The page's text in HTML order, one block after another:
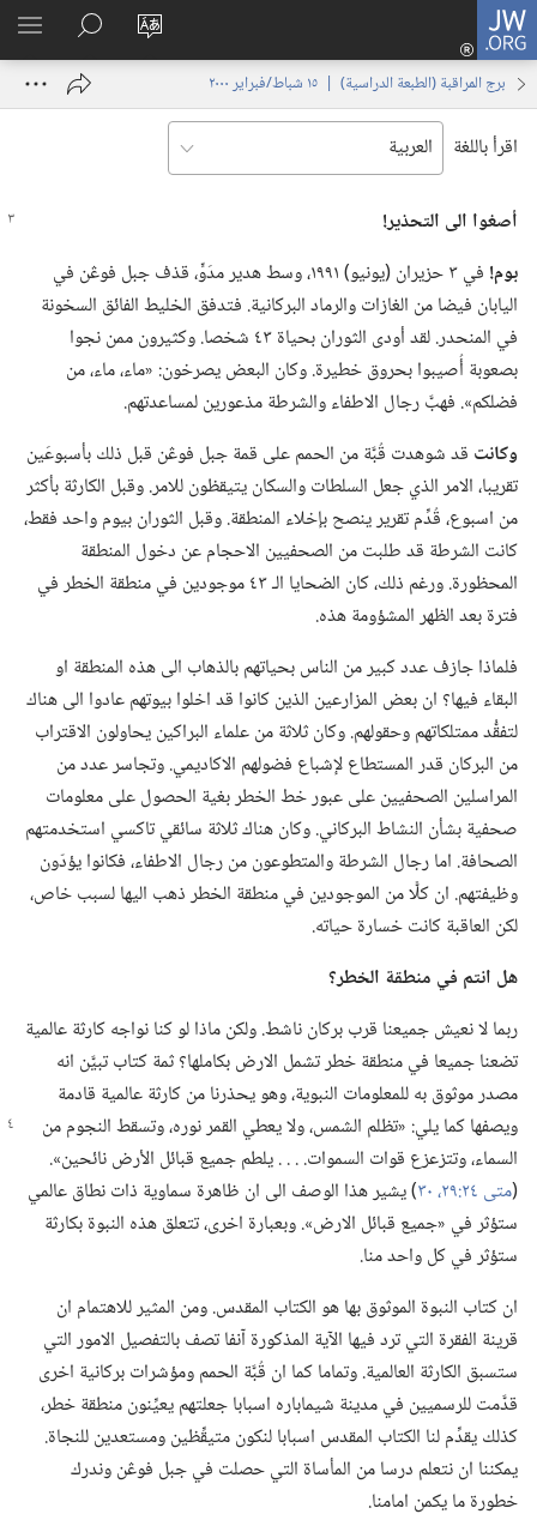
JW.ORG
تغيير
الموقع
تسجيل
الدخول
نافذة
البحث
في
JW.‎ORG
برج المراقبة (‏الطبعة الدراسية)‏ | ‏‎١٥‏ ‏‎شباط/فبراير‏ ‎٢٠٠٠
اقرأ باللغة
أصغوا الى التحذير!‏
بوم!‏
في ٣ حزيران (‏يونيو)‏ ١٩٩١،‏ وسط هدير مدَوٍّ،‏ قذف جبل فوڠن في
اليابان فيضا من الغازات والرماد البركانية.‏ فتدفق الخليط الفائق السخونة
في المنحدر.‏ لقد أودى الثوران بحياة ٤٣ شخصا.‏ وكثيرون ممن نجوا
بصعوبة أُصيبوا بحروق خطيرة.‏ وكان البعض يصرخون:‏ «ماء،‏ ماء،‏ من
فضلكم».‏ فهبَّ رجال الاطفاء والشرطة مذعورين لمساعدتهم.‏
وكانت قد شوهدت قُبَّة من الحمم على قمة جبل فوڠن قبل ذلك بأسبوعَين
تقريبا،‏ الامر الذي جعل السلطات والسكان يتيقظون للامر.‏ وقبل الكارثة بأكثر
من اسبوع،‏ قُدِّم تقرير ينصح بإخلاء المنطقة.‏ وقبل الثوران بيوم واحد فقط،‏
كانت الشرطة قد طلبت من الصحفيين الاحجام عن دخول المنطقة
المحظورة.‏ ورغم ذلك،‏ كان الضحايا الـ‍ ٤٣ موجودين في منطقة الخطر في
فترة بعد الظهر المشؤومة هذه.‏
فلماذا جازف عدد كبير من الناس بحياتهم بالذهاب الى هذه المنطقة او
البقاء فيها؟‏ ان بعض المزارعين الذين كانوا قد اخلوا بيوتهم عادوا الى هناك
لتفقُّد ممتلكاتهم وحقولهم.‏ وكان ثلاثة من علماء البراكين يحاولون الاقتراب
من البركان قدر المستطاع لإشباع فضولهم الاكاديمي.‏ وتجاسر عدد من
المراسلين الصحفيين على عبور خط الخطر بغية الحصول على معلومات
صحفية بشأن النشاط البركاني.‏ وكان هناك ثلاثة سائقي تاكسي استخدمتهم
الصحافة.‏ اما رجال الشرطة والمتطوعون من رجال الاطفاء،‏ فكانوا يؤدّون
وظيفتهم.‏ ان كلًّا من الموجودين في منطقة الخطر ذهب اليها لسبب خاص،‏
لكن العاقبة كانت خسارة حياته.‏
هل انتم في منطقة الخطر؟‏
ربما لا نعيش جميعنا قرب بركان ناشط.‏ ولكن ماذا لو كنا نواجه كارثة عالمية
تضعنا جميعا في منطقة خطر تشمل الارض بكاملها؟‏ ثمة كتاب تبيَّن انه
مصدر موثوق به للمعلومات النبوية،‏ وهو يحذرنا من كارثة عالمية قادمة
ويصفها كما يلي:‏ «تظلم الشمس،‏ ولا يعطي القمر نوره،‏وتسقط النجوم من
السماء،‏ وتتزعزع قوات السموات.‏ .‏ .‏ .‏ يلطم جميع قبائل الأرض نائحين».‏
(‏متى ٢٤:‏٢٩،‏ ٣٠
‏)‏ يشير هذا الوصف الى ان ظاهرة سماوية ذات نطاق عالمي
ستؤثر في «جميع قبائل الارض».‏ وبعبارة اخرى،‏ تتعلق هذه النبوة بكارثة
ستؤثر في كل واحد منا.‏
ان كتاب النبوة الموثوق بها هو الكتاب المقدس.‏ ومن المثير للاهتمام ان
قرينة الفقرة التي ترد فيها الآية المذكورة آنفا تصف بالتفصيل الامور التي
ستسبق الكارثة العالمية.‏ وتماما كما ان قُبَّة الحمم ومؤشرات بركانية اخرى
قدَّمت للرسميين في مدينة شيماباره اسبابا جعلتهم يعيِّنون منطقة خطر،‏
كذلك يقدِّم لنا الكتاب المقدس اسبابا لنكون متيقِّظين ومستعدين للنجاة.‏
يمكننا ان نتعلم درسا من المأساة التي حصلت في جبل فوڠن وندرك
خطورة ما يكمن امامنا.‏